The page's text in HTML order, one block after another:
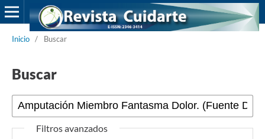
Inicio / Buscar
Buscar
Filtros avanzados